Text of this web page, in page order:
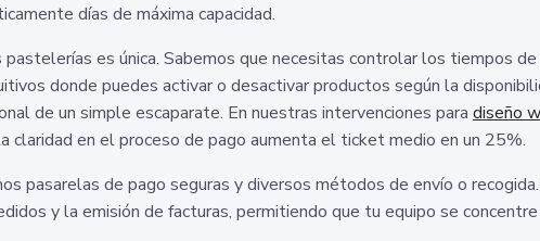
días de máxima capacidad.
es única. Sabemos que necesitas controlar los tiempos
donde puedes activar o desactivar productos según la
de un simple escaparate. En nuestras intervenciones para diseño
claridad en el proceso de pago aumenta el ticket medio en un 25%.
pasarelas de pago seguras y diversos métodos de envío o
y la emisión de facturas, permitiendo que tu equipo se